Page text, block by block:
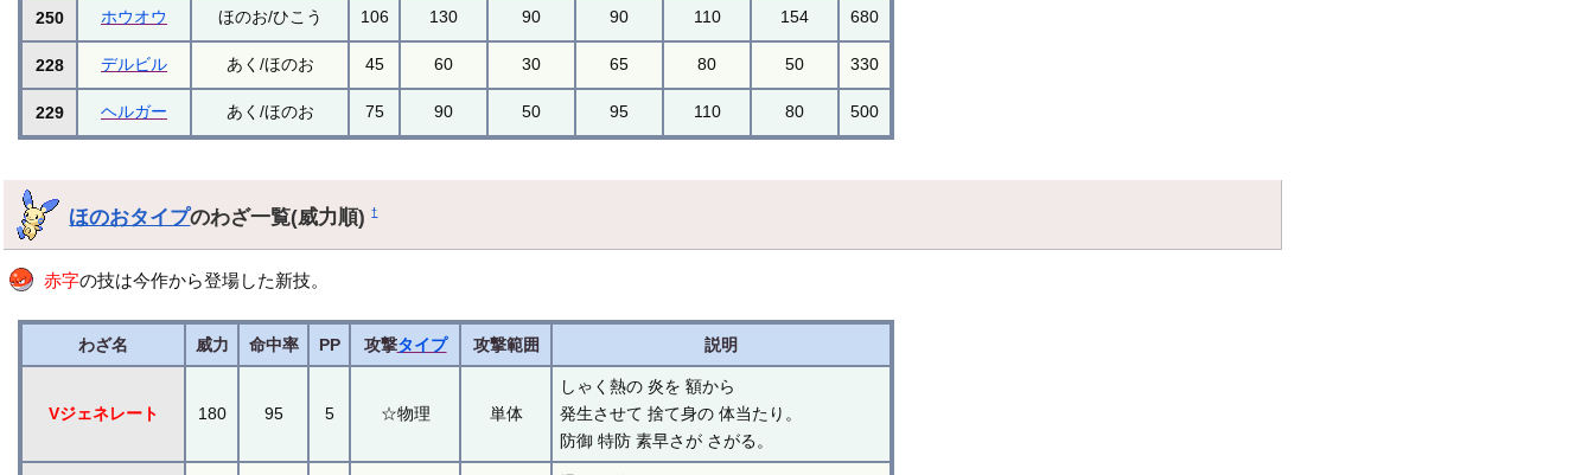
250 ホウオウ ほのお/ひこう 106 130 90 90 110 154 680
228 デルビル あく/ほのお 45 60 30 65 80 50 330
229 ヘルガー あく/ほのお 75 90 50 95 110 80 500
ほのおタイプのわざ一覧(威力順)†
赤字の技は今作から登場した新技。
わざ名 威力 命中率 PP 攻撃タイプ 攻撃範囲 説明
Vジェネレート 180 95 5 ☆物理 単体
しゃく熱の 炎を 額から
発生させて 捨て身の 体当たり。
防御 特防 素早さが さがる。